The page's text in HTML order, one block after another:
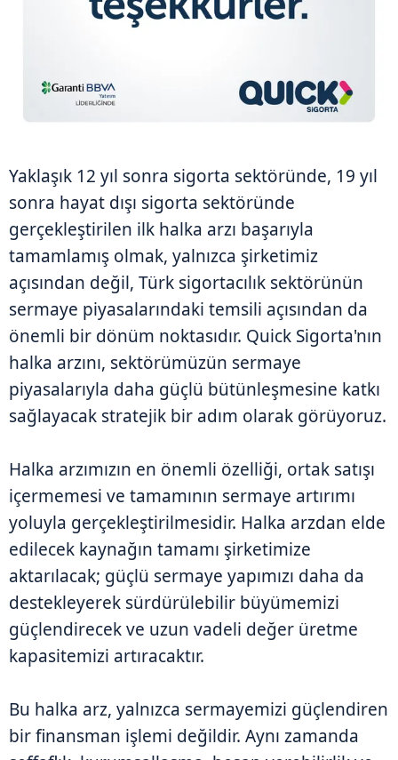
Yaklaşık 12 yıl sonra sigorta sektöründe, 19 yıl
sonra hayat dışı sigorta sektöründe
gerçekleştirilen ilk halka arzı başarıyla
tamamlamış olmak, yalnızca şirketimiz
açısından değil, Türk sigortacılık sektörünün
sermaye piyasalarındaki temsili açısından da
önemli bir dönüm noktasıdır. Quick Sigorta'nın
halka arzını, sektörümüzün sermaye
piyasalarıyla daha güçlü bütünleşmesine katkı
sağlayacak stratejik bir adım olarak görüyoruz.
Halka arzımızın en önemli özelliği, ortak satışı
içermemesi ve tamamının sermaye artırımı
yoluyla gerçekleştirilmesidir. Halka arzdan elde
edilecek kaynağın tamamı şirketimize
aktarılacak; güçlü sermaye yapımızı daha da
destekleyerek sürdürülebilir büyümemizi
güçlendirecek ve uzun vadeli değer üretme
kapasitemizi artıracaktır.
Bu halka arz, yalnızca sermayemizi güçlendiren
bir finansman işlemi değildir. Aynı zamanda